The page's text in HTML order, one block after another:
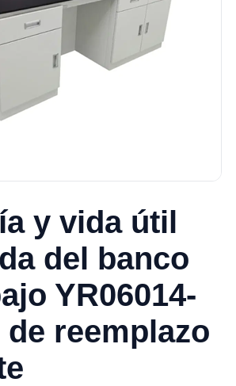
y vida útil
del banco
YR06014-
de reemplazo